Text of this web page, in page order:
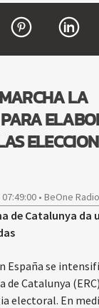
DJ MIX
12:00 AM
LA
• BeOne
de Catalunya da
España se
de Catalunya
electoral. En